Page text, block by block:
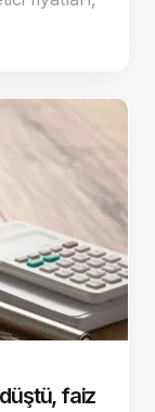
faiz